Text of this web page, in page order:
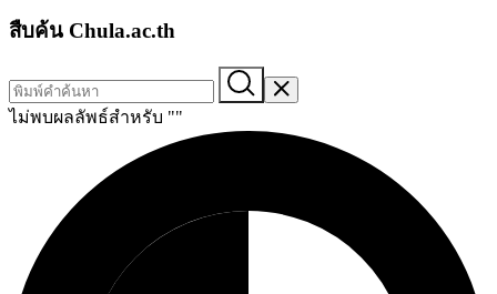
สืบค้น Chula.ac.th
ไม่พบผลลัพธ์สำหรับ ""